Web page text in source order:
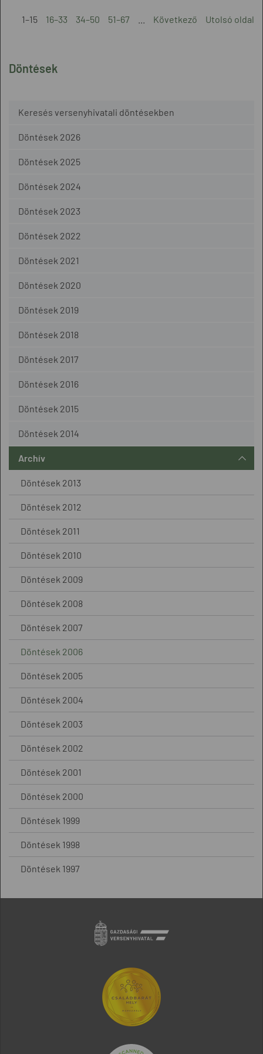
Döntések
Keresés versenyhivatali döntésekben
Döntések 2026
Döntések 2025
Döntések 2024
Döntések 2023
Döntések 2022
Döntések 2021
Döntések 2020
Döntések 2019
Döntések 2018
Döntések 2017
Döntések 2016
Döntések 2015
Döntések 2014
Archív
Döntések 2013
Döntések 2012
Döntések 2011
Döntések 2010
Döntések 2009
Döntések 2008
Döntések 2007
Döntések 2006
Döntések 2005
Döntések 2004
Döntések 2003
Döntések 2002
Döntések 2001
Döntések 2000
Döntések 1999
Döntések 1998
Döntések 1997
1–15 16–33 34–50 51–67 Következő Utolsó oldal